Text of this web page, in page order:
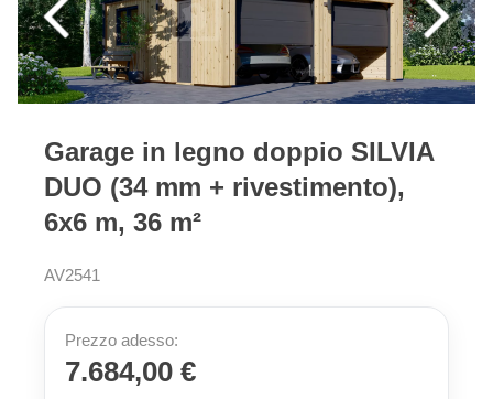
Garage in legno doppio SILVIA
DUO (34 mm + rivestimento),
6x6 m, 36 m²
AV2541
Prezzo adesso:
7.684,00 €